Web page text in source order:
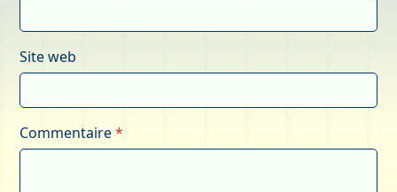
Site web
Commentaire*